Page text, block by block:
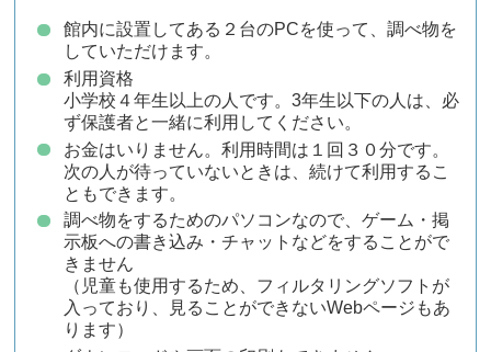
館内に設置してある２台のPCを使って、調べ物を
していただけます。
利用資格
小学校４年生以上の人です。3年生以下の人は、必
ず保護者と一緒に利用してください。
お金はいりません。利用時間は１回３０分です。
次の人が待っていないときは、続けて利用するこ
ともできます。
調べ物をするためのパソコンなので、ゲーム・掲
示板への書き込み・チャットなどをすることがで
きません
（児童も使用するため、フィルタリングソフトが
入っており、見ることができないWebページもあ
ります）